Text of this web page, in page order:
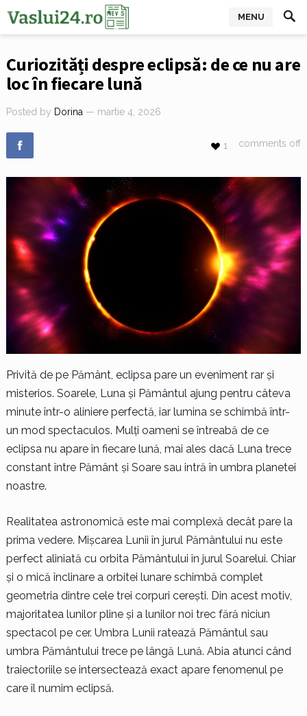
MENU
Curiozități despre eclipsă: de ce nu are
loc în fiecare lună
Posted by Dorina — martie 4, 2026
comments off
1
Privită de pe Pământ, eclipsa pare un eveniment rar și
misterios. Soarele, Luna și Pământul ajung pentru câteva
minute într-o aliniere perfectă, iar lumina se schimbă într-
un mod spectaculos. Mulți oameni se întreabă de ce
eclipsa nu apare în fiecare lună, mai ales dacă Luna trece
constant între Pământ și Soare sau intră în umbra planetei
noastre.
Realitatea astronomică este mai complexă decât pare la
prima vedere. Mișcarea Lunii în jurul Pământului nu este
perfect aliniată cu orbita Pământului în jurul Soarelui. Chiar
și o mică înclinare a orbitei lunare schimbă complet
geometria dintre cele trei corpuri cerești. Din acest motiv,
majoritatea lunilor pline și a lunilor noi trec fără niciun
spectacol pe cer. Umbra Lunii ratează Pământul sau
umbra Pământului trece pe lângă Lună. Abia atunci când
traiectoriile se intersectează exact apare fenomenul pe
care îl numim eclipsă.